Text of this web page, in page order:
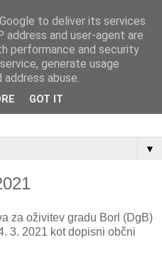
gradu
biser, ki ga ne smemo
▼
za oživitev gradu Borl (DgB)
3. 2021 kot dopisni občni
to deliver its services
address and user-agent are
performance and security
generate usage
abuse.
GOT IT